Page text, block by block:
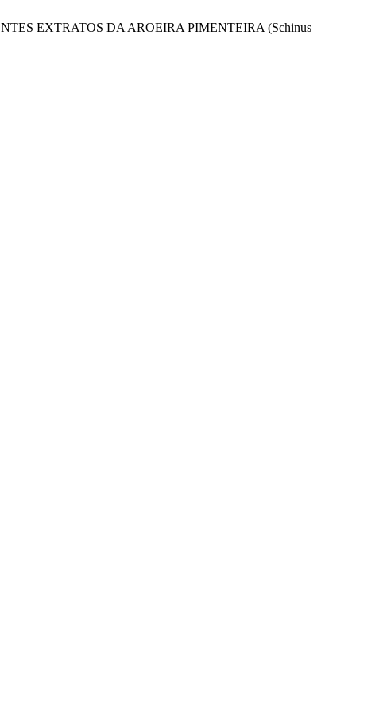
EXTRATOS DA AROEIRA PIMENTEIRA (Schinus